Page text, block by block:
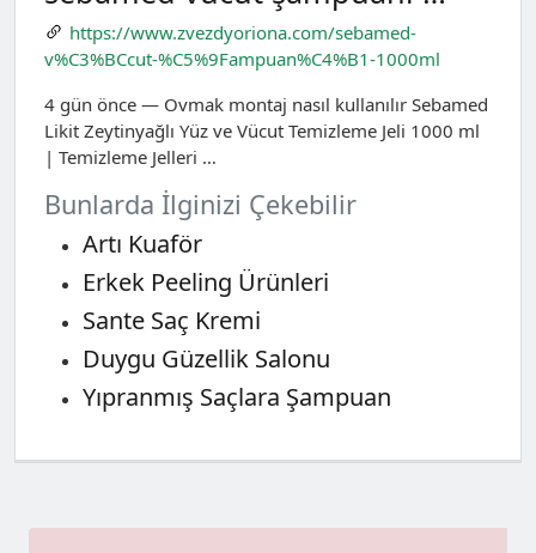
https://www.zvezdyoriona.com/sebamed-
v%C3%BCcut-%C5%9Fampuan%C4%B1-1000ml
4 gün önce — Ovmak montaj nasıl kullanılır Sebamed
Likit Zeytinyağlı Yüz ve Vücut Temizleme Jeli 1000 ml
| Temizleme Jelleri …
Bunlarda İlginizi Çekebilir
Artı Kuaför
Erkek Peeling Ürünleri
Sante Saç Kremi
Duygu Güzellik Salonu
Yıpranmış Saçlara Şampuan